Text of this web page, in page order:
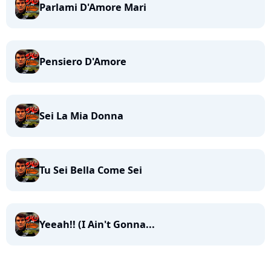
Parlami D'Amore Mari
Pensiero D'Amore
Sei La Mia Donna
Tu Sei Bella Come Sei
Yeeah!! (I Ain't Gonna...